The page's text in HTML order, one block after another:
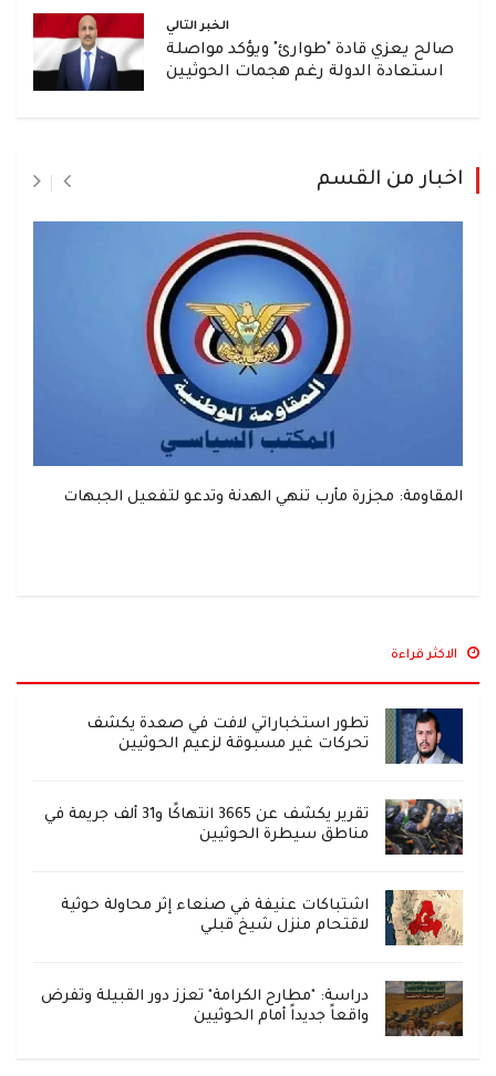
الخبر التالي
صالح يعزي قادة "طوارئ" ويؤكد مواصلة
استعادة الدولة رغم هجمات الحوثيين
اخبار من القسم
المقاومة: مجزرة مأرب تنهي الهدنة وتدعو لتفعيل الجبهات
الاكثر قراءة
تطور استخباراتي لافت في صعدة يكشف
تحركات غير مسبوقة لزعيم الحوثيين
تقرير يكشف عن 3665 انتهاكًا و31 ألف جريمة في
مناطق سيطرة الحوثيين
اشتباكات عنيفة في صنعاء إثر محاولة حوثية
لاقتحام منزل شيخ قبلي
دراسة: "مطارح الكرامة" تعزز دور القبيلة وتفرض
واقعاً جديداً أمام الحوثيين